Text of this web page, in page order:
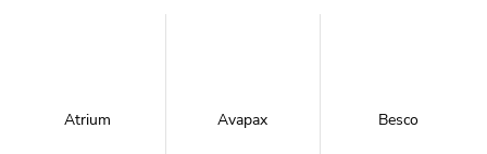
Atrium Avapax Besco